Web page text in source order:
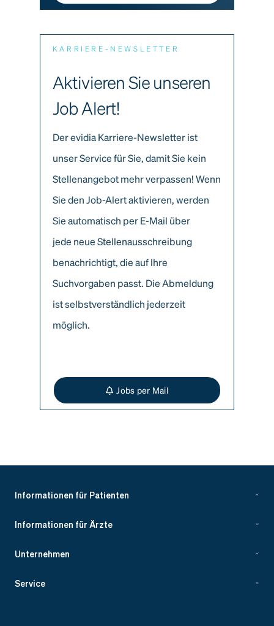
KARRIERE-NEWSLETTER
Aktivieren Sie unseren
Job Alert!
Der evidia Karriere-Newsletter ist
unser Service für Sie, damit Sie kein
Stellenangebot mehr verpassen! Wenn
Sie den Job-Alert aktivieren, werden
Sie automatisch per E-Mail über
jede neue Stellenausschreibung
benachrichtigt, die auf Ihre
Suchvorgaben passt. Die Abmeldung
ist selbstverständlich jederzeit
möglich.
Jobs per Mail
Informationen für Patienten
Informationen für Ärzte
Unternehmen
Service